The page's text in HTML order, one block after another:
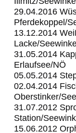
29.04.2016
Pferdekoppel/
13.12.2014
Lacke/
31.05.2014
Erlaufsee/NÖ
05.05.2014
02.04.2014
Oberstinker/
31.07.2012
Station/
15.06.2012